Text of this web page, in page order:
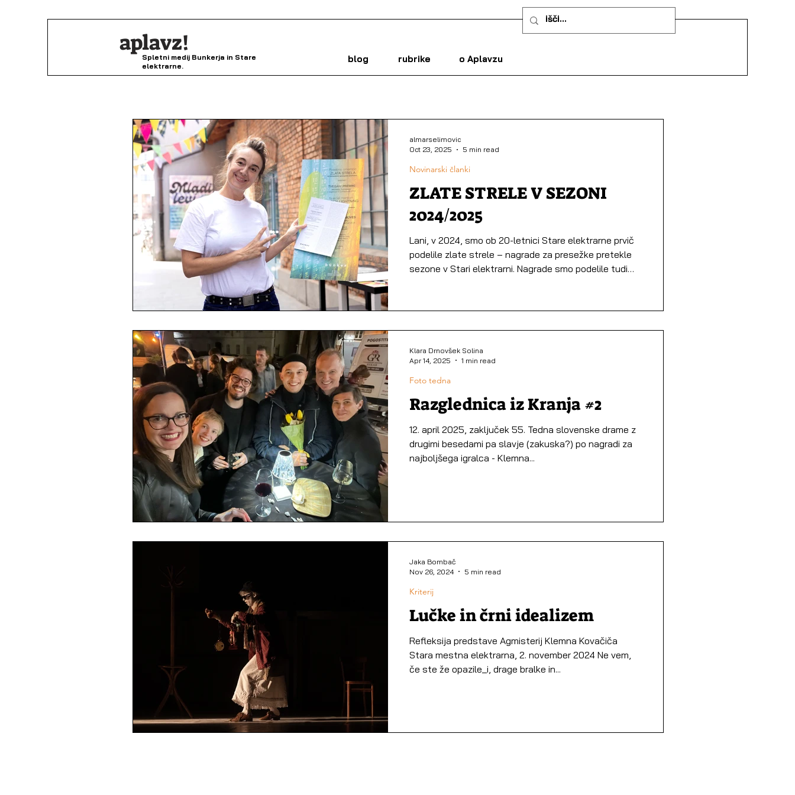
blog rubrike o Aplavzu
aplavz!
Spletni medij Bunkerja in Stare
elektrarne.
ZLATE STRELE V SEZONI
2024/2025
Lani, v 2024, smo ob 20-letnici Stare elektrarne prvič
podelile zlate strele – nagrade za presežke pretekle
sezone v Stari elektrarni. Nagrade smo podelile tudi
sezono, čestitati in se podružiti. Letošnja podelitev je
prigrizkih in mimozah. Ter objemih, traču, čestitkah,
novicah … ob boku fes
Novinarski članki
almarselimovic
Oct 23, 2025
5 min read
Razglednica iz Kranja #2
12. april 2025, zaključek 55. Tedna slovenske drame z
drugimi besedami pa slavje (zakuska?) po nagradi za
najboljšega igralca - Klemna...
Foto tedna
Klara Drnovšek Solina
Apr 14, 2025
1 min read
Lučke in črni idealizem
Refleksija predstave Agmisterij Klemna Kovačiča
Stara mestna elektrarna, 2. november 2024 Ne vem,
če ste že opazile_i, drage bralke in...
Kriterij
Jaka Bombač
Nov 26, 2024
5 min read